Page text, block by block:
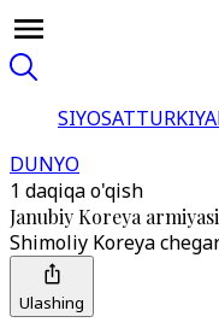
SIYOSATTURKIYA
DUNYO
1 daqiqa o'qish
Janubiy Koreya
Shimoliy Koreya
Ulashing